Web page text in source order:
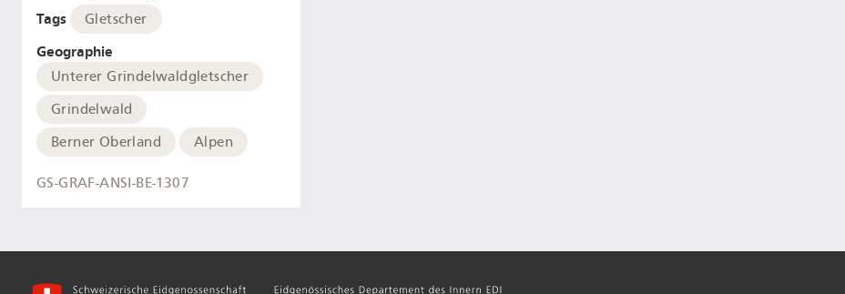
Tags Gletscher
Geographie
Unterer Grindelwaldgletscher
Grindelwald
Berner Oberland
Alpen
GS-GRAF-ANSI-BE-1307